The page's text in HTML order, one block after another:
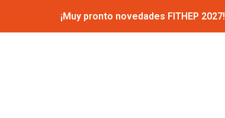
¡Muy pronto novedades FITHEP 2027!